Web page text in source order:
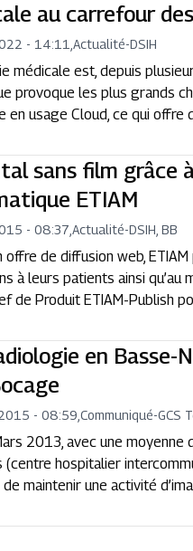
au carrefour
- 14:11 ,Actualité-DSIH
médicale est, depuis
provoque les plus grands
en usage Cloud, ce qui offre
sans film grâce
ETIAM
- 08:37 ,Actualité-DSIH, BB
offre de diffusion web,
à leurs patients ainsi
de Produit ETIAM-Publish
en Basse-
- 08:59 ,Communiqué-GCS
2013, avec une
(centre hospitalier
maintenir une activité